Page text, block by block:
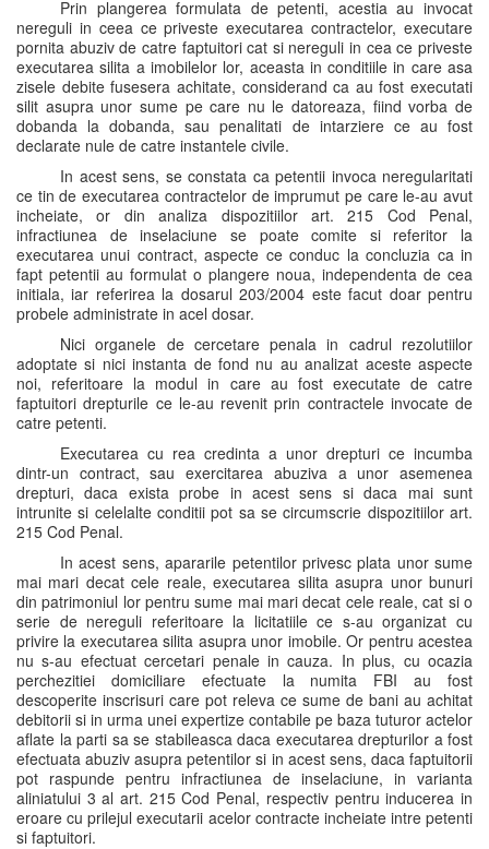
Prin plangerea formulata de petenti, acestia au invocat
nereguli in ceea ce priveste executarea contractelor, executare
pornita abuziv de catre faptuitori cat si nereguli in cea ce priveste
executarea silita a imobilelor lor, aceasta in conditiile in care asa
zisele debite fusesera achitate, considerand ca au fost executati
silit asupra unor sume pe care nu le datoreaza, fiind vorba de
dobanda la dobanda, sau penalitati de intarziere ce au fost
declarate nule de catre instantele civile.
In acest sens, se constata ca petentii invoca neregularitati
ce tin de executarea contractelor de imprumut pe care le-au avut
incheiate, or din analiza dispozitiilor art. 215 Cod Penal,
infractiunea de inselaciune se poate comite si referitor la
executarea unui contract, aspecte ce conduc la concluzia ca in
fapt petentii au formulat o plangere noua, independenta de cea
initiala, iar referirea la dosarul 203/2004 este facut doar pentru
probele administrate in acel dosar.
Nici organele de cercetare penala in cadrul rezolutiilor
adoptate si nici instanta de fond nu au analizat aceste aspecte
noi, referitoare la modul in care au fost executate de catre
faptuitori drepturile ce le-au revenit prin contractele invocate de
catre petenti.
Executarea cu rea credinta a unor drepturi ce incumba
dintr-un contract, sau exercitarea abuziva a unor asemenea
drepturi, daca exista probe in acest sens si daca mai sunt
intrunite si celelalte conditii pot sa se circumscrie dispozitiilor art.
215 Cod Penal.
In acest sens, apararile petentilor privesc plata unor sume
mai mari decat cele reale, executarea silita asupra unor bunuri
din patrimoniul lor pentru sume mai mari decat cele reale, cat si o
serie de nereguli referitoare la licitatiile ce s-au organizat cu
privire la executarea silita asupra unor imobile. Or pentru acestea
nu s-au efectuat cercetari penale in cauza. In plus, cu ocazia
perchezitiei domiciliare efectuate la numita FBI au fost
descoperite inscrisuri care pot releva ce sume de bani au achitat
debitorii si in urma unei expertize contabile pe baza tuturor actelor
aflate la parti sa se stabileasca daca executarea drepturilor a fost
efectuata abuziv asupra petentilor si in acest sens, daca faptuitorii
pot raspunde pentru infractiunea de inselaciune, in varianta
aliniatului 3 al art. 215 Cod Penal, respectiv pentru inducerea in
eroare cu prilejul executarii acelor contracte incheiate intre petenti
si faptuitori.